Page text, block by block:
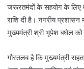
जरूरतमंदों के सहयोग के लिए
राशि दी है। नगरीय
मुख्यमंत्री श्री भूपेश बघेल को
गौरतलब है कि मुख्यमंत्री